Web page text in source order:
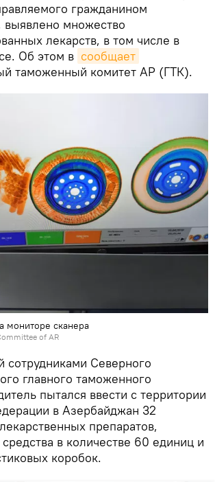
гражданином
множество
лекарств, в том числе в
Об этом в сообщает
таможенный комитет АР (ГТК).
мониторе сканера
of AR
сотрудниками Северного
главного таможенного
пытался ввести с территории
в Азербайджан 32
препаратов,
в количестве 60 единиц и
коробок.